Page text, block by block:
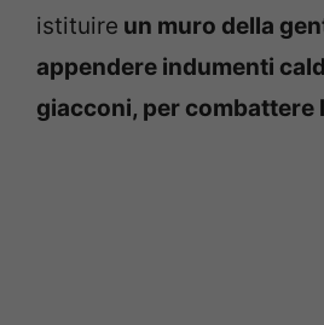
istituire un muro della
appendere indumenti
giacconi, per combattere